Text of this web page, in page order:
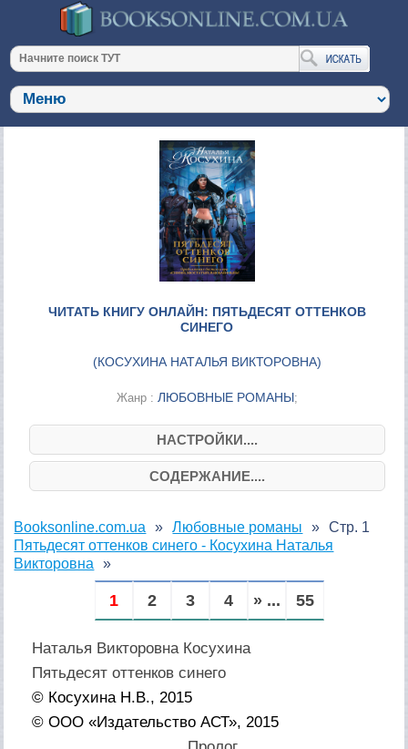
ЧИТАТЬ КНИГУ ОНЛАЙН: ПЯТЬДЕСЯТ ОТТЕНКОВ
СИНЕГО
(КОСУХИНА НАТАЛЬЯ ВИКТОРОВНА)
Жанр : ЛЮБОВНЫЕ РОМАНЫ;
НАСТРОЙКИ....
СОДЕРЖАНИЕ....
Booksonline.com.ua
Любовные романы
Пятьдесят оттенков синего - Косухина Наталья
Викторовна
Стр. 1
1 2 3 4 » ... 55
Наталья Викторовна Косухина
Пятьдесят оттенков синего
© Косухина Н.В., 2015
© ООО «Издательство АСТ», 2015